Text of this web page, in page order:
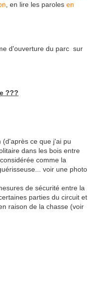
, en lire les paroles en
d'ouverture du parc sur
???
(d'après ce que j'ai pu
dans les bois entre
comme la
voir une photo
de sécurité entre la
parties du circuit et
raison de la chasse (voir